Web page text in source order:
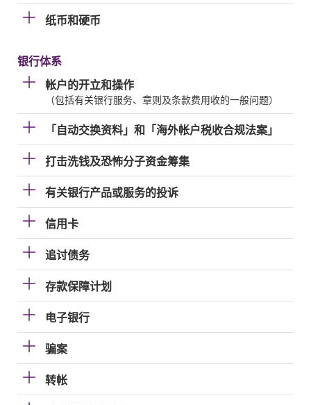
纸币和硬币
银行体系
帐户的开立和操作
（包括有关银行服务、章则及条款费用收的一般问题）
「自动交换资料」和「海外帐户税收合规法案」
打击洗钱及恐怖分子资金筹集
有关银行产品或服务的投诉
信用卡
追讨债务
存款保障计划
电子银行
骗案
转帐